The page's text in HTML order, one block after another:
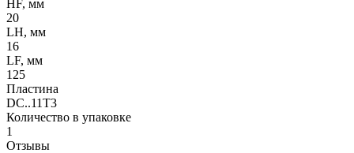
HF, мм
20
LH, мм
16
LF, мм
125
Пластина
DC..11T3
Количество в упаковке
1
Отзывы